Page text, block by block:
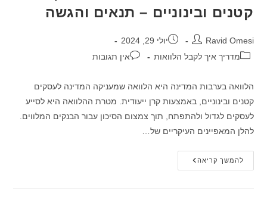
קטנים ובינוניים – תנאים והגשה
מחבר:
Ravid Omesi פורסם:
יולי 29, 2024
קטגוריה:
מדריך איך לקבל הלוואות תגובות:אין תגובות
הלוואה בערבות המדינה היא הלוואה שמעניקה המדינה לעסקים
קטנים ובינוניים, באמצעות קרן ייעודית. מטרת ההלוואה היא לסייע
לעסקים לגדול ולהתפתח, תוך צמצום הסיכון עבור הבנקים המלווים.
להלן המאפיינים העיקריים של…
להמשך קריאההלוואה
בערבות